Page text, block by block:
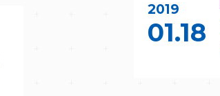
2019
01.18